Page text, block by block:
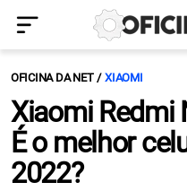
OFICINA DA NET XIAOMI
Xiaomi Redmi
É o melhor
2022?